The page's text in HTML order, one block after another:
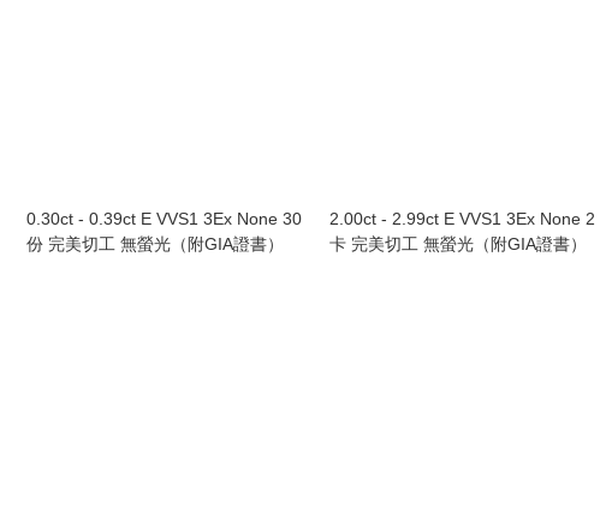
0.30ct - 0.39ct E VVS1 3Ex None 30
份 完美切工 無螢光（附GIA證書）
2.00ct - 2.99ct E VVS1 3Ex None 2
卡 完美切工 無螢光（附GIA證書）